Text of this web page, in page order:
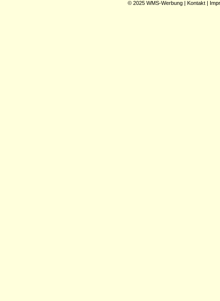
© 2025 WMS-Werbung | Kontakt |